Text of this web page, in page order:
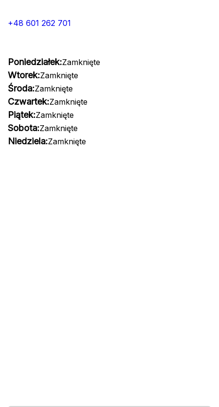
+48 601 262 701
Poniedziałek:Zamknięte
Wtorek:Zamknięte
Środa:Zamknięte
Czwartek:Zamknięte
Piątek:Zamknięte
Sobota:Zamknięte
Niedziela:Zamknięte